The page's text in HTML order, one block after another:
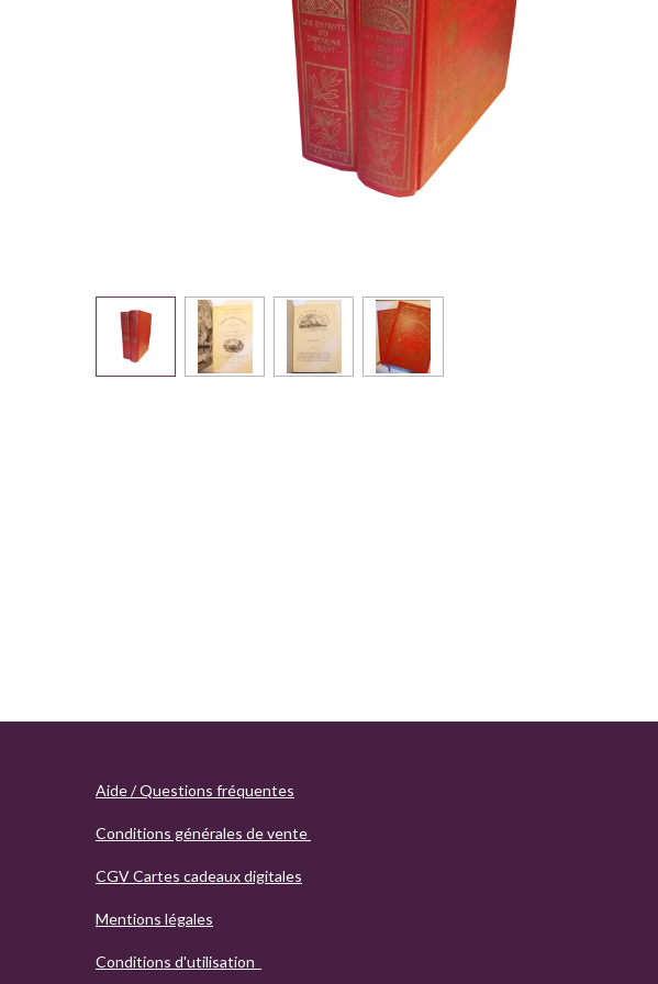
Aide / Questions fréquentes
Conditions générales de vente
CGV Cartes cadeaux digitales
Mentions légales
Conditions d'utilisation